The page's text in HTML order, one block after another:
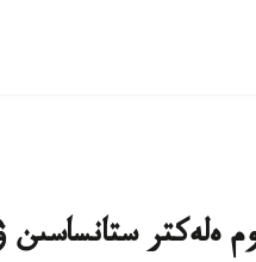
ەلەكتر ستانساسىن